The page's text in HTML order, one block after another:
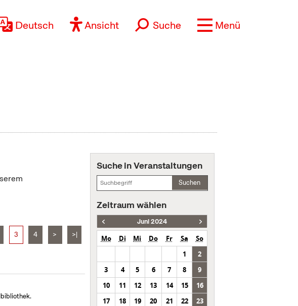
Deutsch Ansicht Suche Menü
3 4 > >|
Suche in Veranstaltungen
Suchen
Zeitraum wählen
Juni 2024
Mo Di Mi Do Fr Sa
So
1
2
3
4 5 6 7 8
9
10
11 12 13 14 15
16
17
18 19 20 21 22
23